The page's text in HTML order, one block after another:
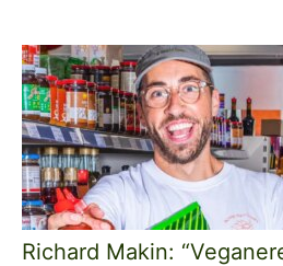
Richard Makin: